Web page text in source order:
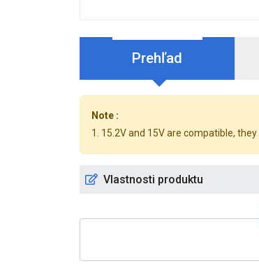
Prehľad
Note :
1. 15.2V and 15V are compatible,
Vlastnosti produktu